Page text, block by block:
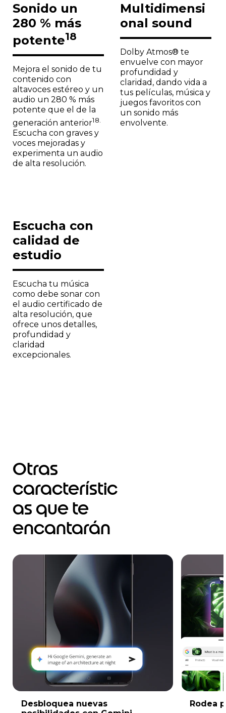
Sonido un
280 % más
potente18
Mejora el sonido de tu
contenido con
altavoces estéreo y un
audio un 280 % más
potente que el de la
generación anterior18.
Escucha con graves y
voces mejoradas y
experimenta un audio
de alta resolución.
Multidimensi
onal sound
Dolby Atmos® te
envuelve con mayor
profundidad y
claridad, dando vida a
tus películas, música y
juegos favoritos con
un sonido más
envolvente.
Escucha con
calidad de
estudio
Escucha tu música
como debe sonar con
el audio certificado de
alta resolución, que
ofrece unos detalles,
profundidad y
claridad
excepcionales.
Otras
característic
as que te
encantarán
Desbloquea nuevas
Rodea